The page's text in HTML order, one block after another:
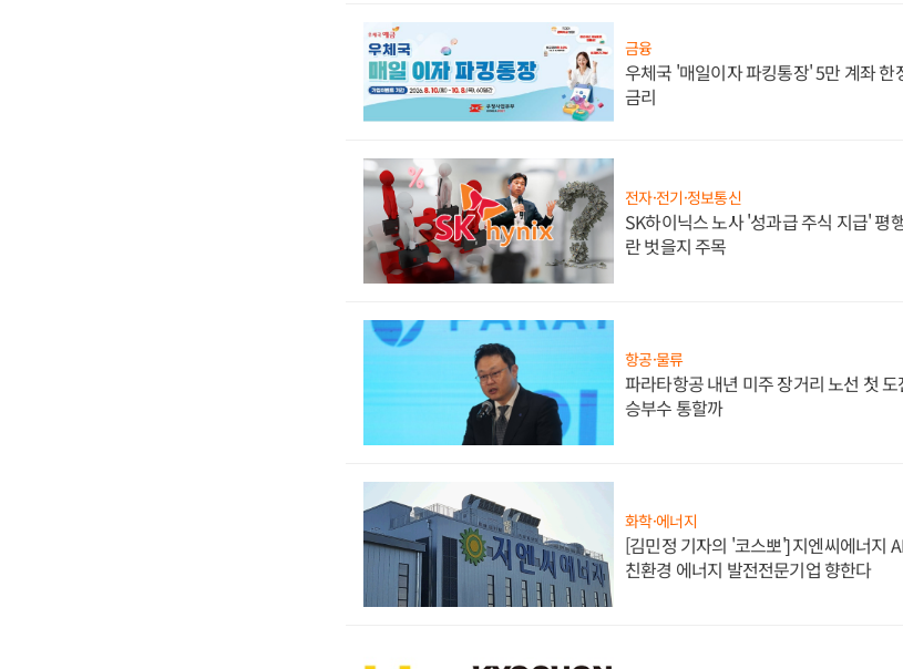
금융
우체국 '매일이자 파킹통장' 5만 계좌
금리
전자·전기·정보통신
SK하이닉스 노사 '성과급 주식 지급' 평
란 벗을지 주목
항공·물류
파라타항공 내년 미주 장거리 노선 첫
승부수 통할까
화학·에너지
[김민정 기자의 '코스뽀'] 지엔씨에너지
친환경 에너지 발전전문기업 향한다